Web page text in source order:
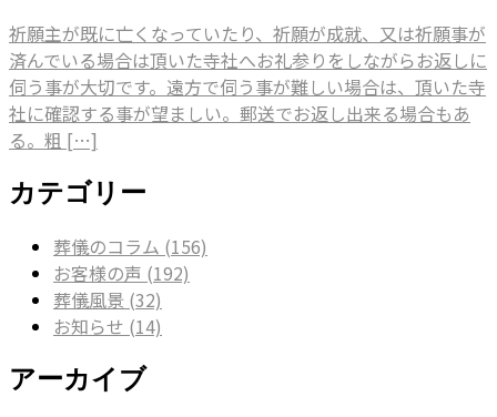
祈願主が既に亡くなっていたり、祈願が成就、又は祈願事が
済んでいる場合は頂いた寺社へお礼参りをしながらお返しに
伺う事が大切です。遠方で伺う事が難しい場合は、頂いた寺
社に確認する事が望ましい。郵送でお返し出来る場合もあ
る。粗 […]
カテゴリー
葬儀のコラム (156)
お客様の声 (192)
葬儀風景 (32)
お知らせ (14)
アーカイブ